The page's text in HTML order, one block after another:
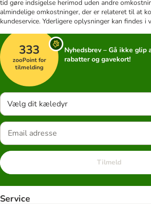
tid gøre indsigelse herimod uden andre
almindelige omkostninger, der er relateret til at
kundeservice. Yderligere oplysninger kan findes i
333
zooPoint for
tilmelding
Nyhedsbrev – Gå ikke glip
rabatter og gavekort!
Vælg dit kæledyr
Tilmeld
Service